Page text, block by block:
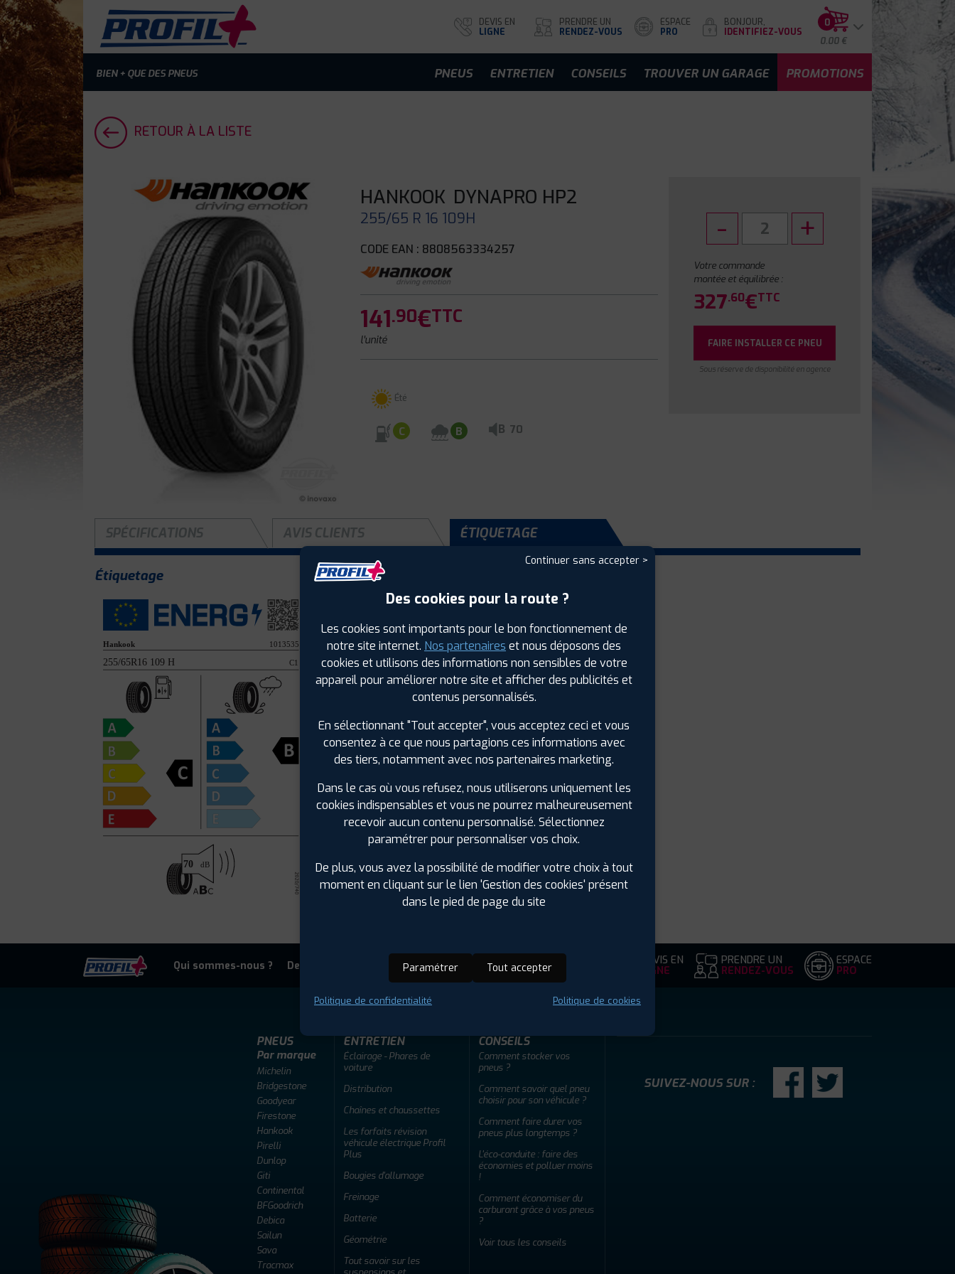
BIEN + QUE DES PNEUS
DEVIS EN
LIGNE
PRENDRE UN
RENDEZ-VOUS
ESPACE
PRO
BONJOUR,
IDENTIFIEZ-VOUS
0
0.00 €
PNEUS ENTRETIEN CONSEILS TROUVER UN GARAGE PROMOTIONS
RETOUR À LA LISTE
HANKOOK DYNAPRO HP2
255/65 R 16 109H
CODE EAN : 8808563334257
141.90€TTC
l'unité
Été
C B B 70
Votre commande
montée et équilibrée :
327.60€TTC
FAIRE INSTALLER CE PNEU
Sous réserve de disponibilité en agence
SPÉCIFICATIONS AVIS CLIENTS ÉTIQUETAGE
Étiquetage
Été
Largeur :255
Hauteur :65
Diamètre :16
Charge :109
Bruit de roulement externe : 70
Résistance au roulement :
Adhérence sur sol mouillé : B
Code EAN :
Qui sommes-nous ? Devenir adherent Offres d'emploi FAQ DEVIS EN
LIGNE
PRENDRE UN
RENDEZ-VOUS
ESPACE
PRO
PNEUS
Par marque
Michelin
Bridgestone
Goodyear
Firestone
Hankook
Pirelli
Dunlop
Giti
Continental
BFGoodrich
Debica
Sailun
Sava
Tracmax
ENTRETIEN
Éclairage - Phares de
voiture
Distribution
Chaînes et chaussettes
Les forfaits révision
véhicule électrique Profil
Plus
Bougies d'allumage
Freinage
Batterie
Géométrie
Tout savoir sur les
CONSEILS
Comment stocker vos
pneus ?
Comment savoir quel pneu
choisir pour son véhicule ?
Comment faire durer vos
pneus plus longtemps ?
L'éco-conduite : faire des
économies et polluer moins
!
Comment économiser du
carburant grâce à vos pneus
?
Voir tous les conseils
SUIVEZ-NOUS SUR :
Continuer sans accepter >
Des cookies pour la route ?
Les cookies sont importants pour le bon fonctionnement de
notre site internet. Nos partenaires et nous déposons des
cookies et utilisons des informations non sensibles de votre
appareil pour améliorer notre site et afficher des publicités et
contenus personnalisés.
En sélectionnant "Tout accepter", vous acceptez ceci et vous
consentez à ce que nous partagions ces informations avec
des tiers, notamment avec nos partenaires marketing.
Dans le cas où vous refusez, nous utiliserons uniquement les
cookies indispensables et vous ne pourrez malheureusement
recevoir aucun contenu personnalisé. Sélectionnez
paramétrer pour personnaliser vos choix.
De plus, vous avez la possibilité de modifier votre choix à tout
moment en cliquant sur le lien 'Gestion des cookies' présent
dans le pied de page du site
Paramétrer Tout accepter
Politique de confidentialité Politique de cookies